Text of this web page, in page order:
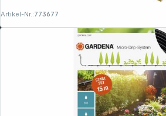
Artikel-Nr.:773677